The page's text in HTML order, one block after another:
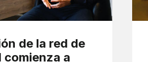
de la red de
comienza a